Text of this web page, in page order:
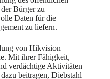
Bürger zu
Daten für die
zu liefern.
von Hikvision
Mit ihrer Fähigkeit,
verdächtige Aktivitäten
beitragen, Diebstahl